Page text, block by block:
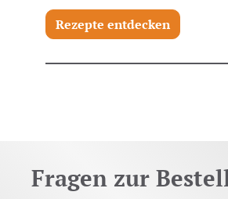
Rezepte entdecken
Fragen zur